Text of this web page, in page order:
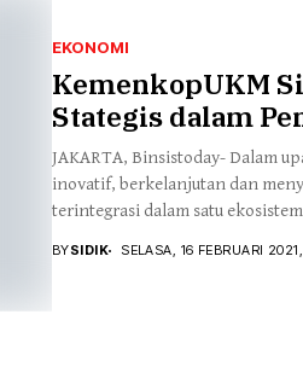
Perbankan & Asuransi
Energi
EKONOMI
KemenkopUKM
Stategis dalam
JAKARTA, Binsistoday- Dalam
inovatif, berkelanjutan dan
terintegrasi dalam satu
BYSIDIK SELASA, 16 FEBRUARI